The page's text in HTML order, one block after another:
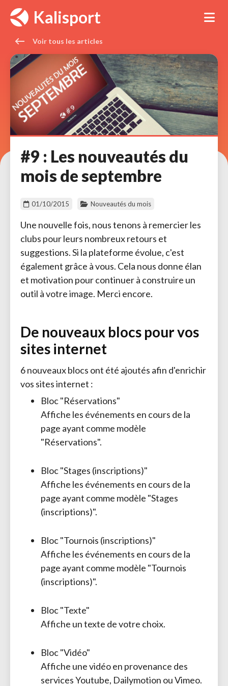
Kalisport
Voir tous les articles
#9 : Les nouveautés du
mois de septembre
01/10/2015 Nouveautés du mois
Une nouvelle fois, nous tenons à remercier les
clubs pour leurs nombreux retours et
suggestions. Si la plateforme évolue, c'est
également grâce à vous. Cela nous donne élan
et motivation pour continuer à construire un
outil à votre image. Merci encore.
De nouveaux blocs pour vos
sites internet
6 nouveaux blocs ont été ajoutés afin d'enrichir
vos sites internet :
Bloc "Réservations"
Affiche les événements en cours de la
page ayant comme modèle
"Réservations".
Bloc "Stages (inscriptions)"
Affiche les événements en cours de la
page ayant comme modèle "Stages
(inscriptions)".
Bloc "Tournois (inscriptions)"
Affiche les événements en cours de la
page ayant comme modèle "Tournois
(inscriptions)".
Bloc "Texte"
Affiche un texte de votre choix.
Bloc "Vidéo"
Affiche une vidéo en provenance des
services Youtube, Dailymotion ou Vimeo.